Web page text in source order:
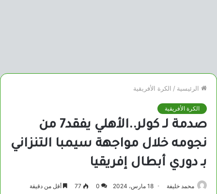
الرئيسية / الكرة الأفريقية
الكرة الأفريقية
صدمة لـ كولر..الأهلي يفقد7 من
نجومه خلال مواجهة سيمبا التنزاني
بـ دوري أبطال إفريقيا
محمد خليفة 18 مارس، 2024 0
77 أقل من دقيقة